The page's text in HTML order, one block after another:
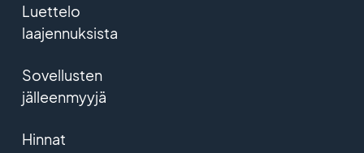
Luettelo
laajennuksista
Sovellusten
jälleenmyyjä
Hinnat